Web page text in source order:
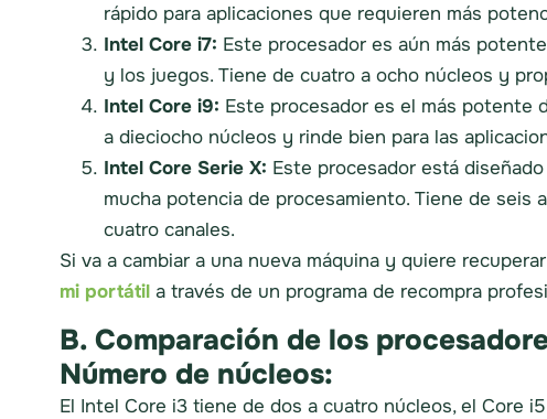
rápido para aplicaciones que requieren más
Intel Core i7: Este procesador es aún más
y los juegos. Tiene de cuatro a ocho núcleos y
Intel Core i9: Este procesador es el más potente
a dieciocho núcleos y rinde bien para las
Intel Core Serie X: Este procesador está
mucha potencia de procesamiento. Tiene de seis
cuatro canales.
Si va a cambiar a una nueva máquina y quiere
mi portátila través de un programa de recompra
B. Comparación de los
Número de núcleos:
El Intel Core i3 tiene de dos a cuatro núcleos, el Core